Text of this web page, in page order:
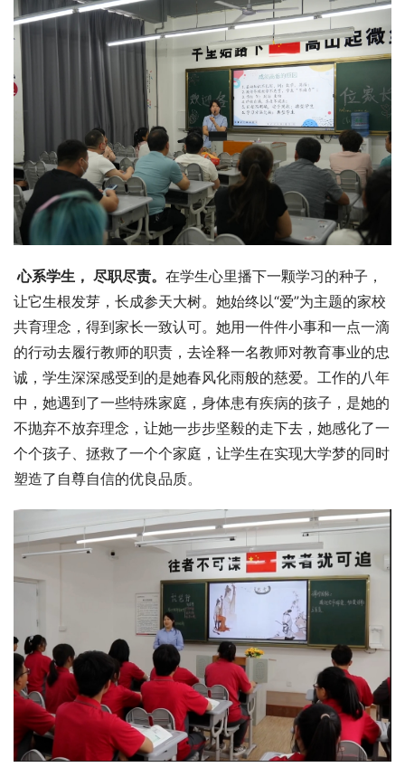
心系学生， 尽职尽责。 在学生心里播下一颗学习的种子，
让它生根发芽，长成参天大树。她始终以“爱”为主题的家校
共育理念，得到家长一致认可。她用一件件小事和一点一滴
的行动去履行教师的职责，去诠释一名教师对教育事业的忠
诚，学生深深感受到的是她春风化雨般的慈爱。工作的八年
中，她遇到了一些特殊家庭，身体患有疾病的孩子，是她的
不抛弃不放弃理念，让她一步步坚毅的走下去，她感化了一
个个孩子、拯救了一个个家庭，让学生在实现大学梦的同时
塑造了自尊自信的优良品质。